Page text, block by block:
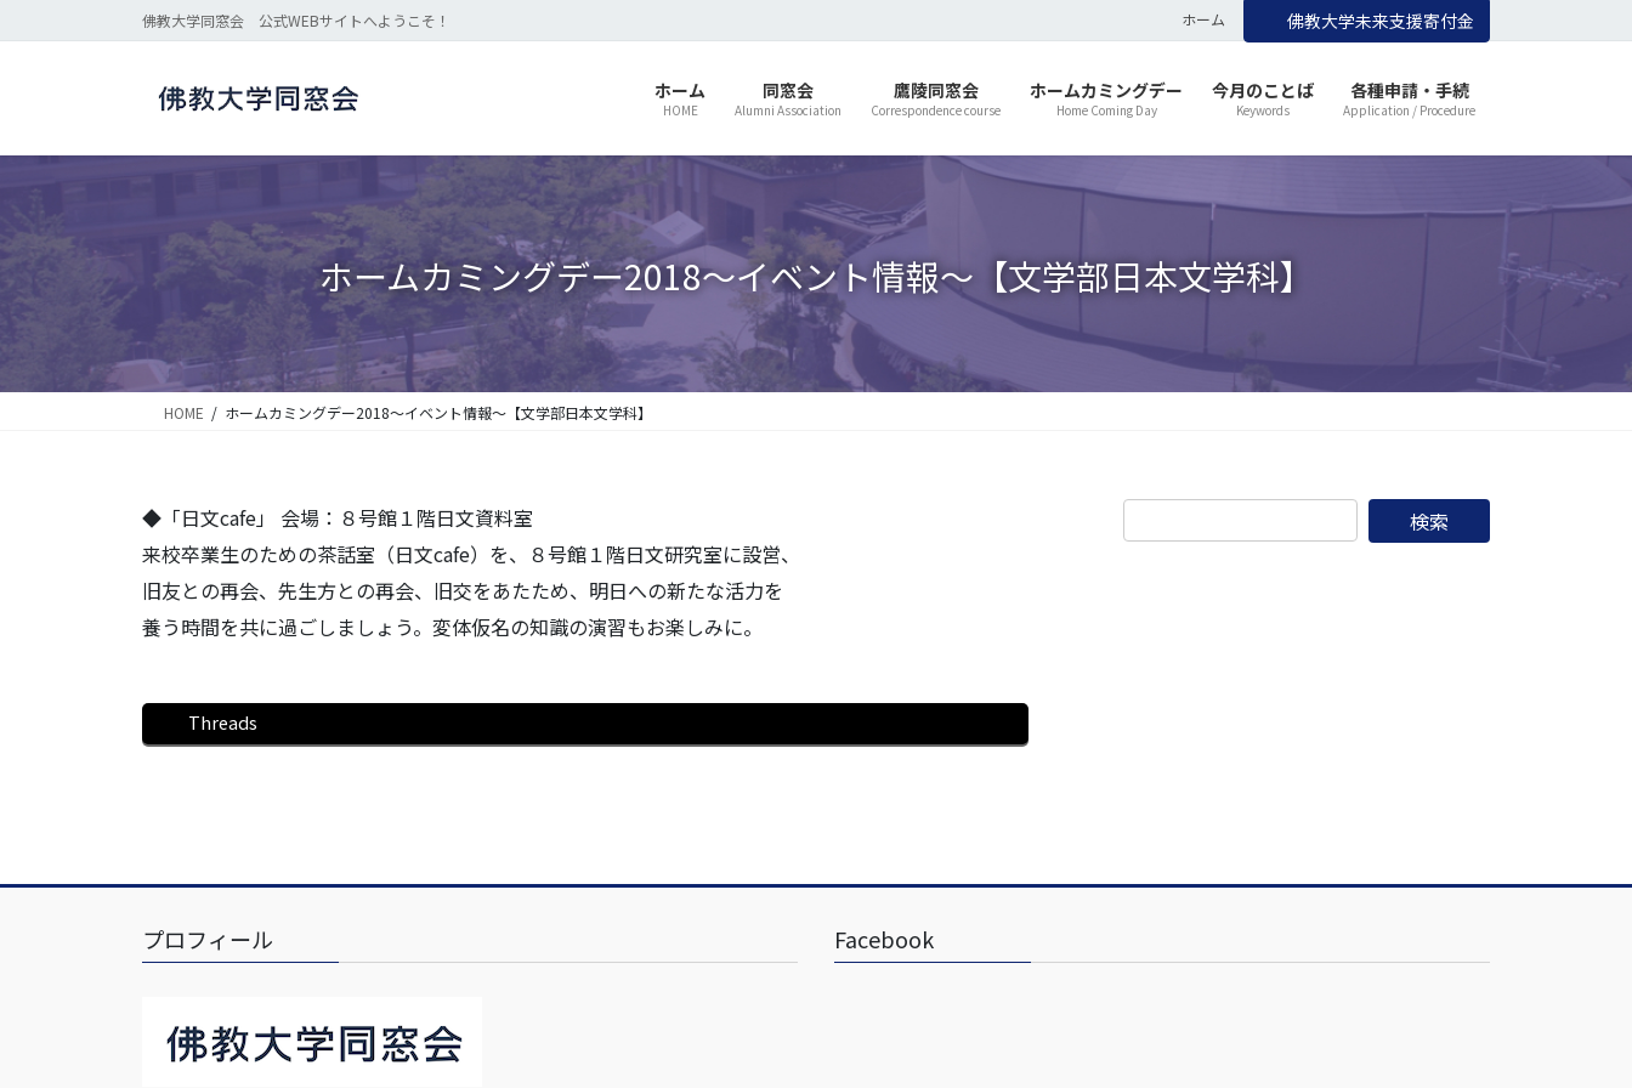
ン
に
ビ
ョ
移
動
佛教大学同窓会 公式WEBサイトへようこそ！ ホーム 佛教大学未来支援寄付金
ホーム
HOME
同窓会
Alumni Association
鷹陵同窓会
Correspondence course
ホームカミングデー
Home Coming Day
今月のことば
Keywords
各種申請・手続
Application / Procedure
ホームカミングデー2018～イベント情報～【文学部日本文学科】
HOME ホームカミングデー2018～イベント情報～【文学部日本文学科】
◆「日文cafe」 会場：８号館１階日文資料室
来校卒業生のための茶話室（日文cafe）を、８号館１階日文研究室に設営、
旧友との再会、先生方との再会、旧交をあたため、明日への新たな活力を
養う時間を共に過ごしましょう。変体仮名の知識の演習もお楽しみに。
Threads
プロフィール Facebook